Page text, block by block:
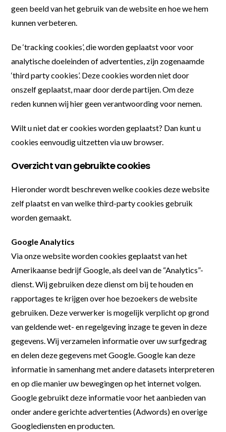
geen beeld van het gebruik van de website en hoe we hem
kunnen verbeteren.
De ‘tracking cookies’, die worden geplaatst voor voor
analytische doeleinden of advertenties, zijn zogenaamde
‘third party cookies’. Deze cookies worden niet door
onszelf geplaatst, maar door derde partijen. Om deze
reden kunnen wij hier geen verantwoording voor nemen.
Wilt u niet dat er cookies worden geplaatst? Dan kunt u
cookies eenvoudig uitzetten via uw browser.
Overzicht van gebruikte cookies
Hieronder wordt beschreven welke cookies deze website
zelf plaatst en van welke third-party cookies gebruik
worden gemaakt.
Google Analytics
Via onze website worden cookies geplaatst van het
Amerikaanse bedrijf Google, als deel van de “Analytics”-
dienst. Wij gebruiken deze dienst om bij te houden en
rapportages te krijgen over hoe bezoekers de website
gebruiken. Deze verwerker is mogelijk verplicht op grond
van geldende wet- en regelgeving inzage te geven in deze
gegevens. Wij verzamelen informatie over uw surfgedrag
en delen deze gegevens met Google. Google kan deze
informatie in samenhang met andere datasets interpreteren
en op die manier uw bewegingen op het internet volgen.
Google gebruikt deze informatie voor het aanbieden van
onder andere gerichte advertenties (Adwords) en overige
Googlediensten en producten.